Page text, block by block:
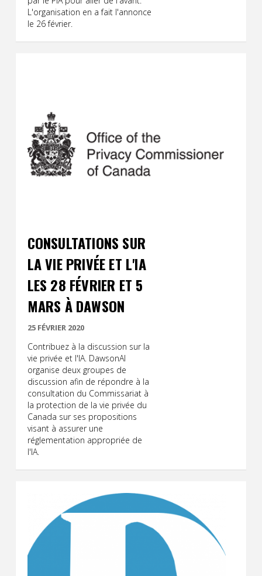
L'organisation en a fait l'annonce
le 26 février.
CONSULTATIONS SUR
LA VIE PRIVÉE ET L'IA
LES 28 FÉVRIER ET 5
MARS À DAWSON
25 FÉVRIER 2020
Contribuez à la discussion sur la
vie privée et l'IA. DawsonAI
organise deux groupes de
discussion afin de répondre à la
consultation du Commissariat à
la protection de la vie privée du
Canada sur ses propositions
visant à assurer une
réglementation appropriée de
l'IA.